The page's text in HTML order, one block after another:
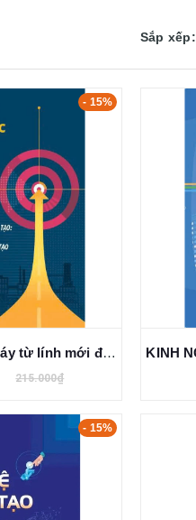
Sắp xếp:
- 15%
Chinh phục nhà máy từ lính mới đến sếp xịn - Trở thành thủ lĩnh kiến tạo: Đập tan vấn đề tận gốc, dẫn dắt thay đổi & kiến tạo nhà máy chuẩn WCM
215.000₫
- 15%